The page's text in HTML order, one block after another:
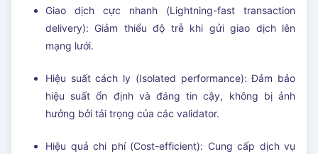
Giao dịch cực nhanh (Lightning-fast transaction
delivery): Giảm thiểu độ trễ khi gửi giao dịch lên
mạng lưới.
Hiệu suất cách ly (Isolated performance): Đảm bảo
hiệu suất ổn định và đáng tin cậy, không bị ảnh
hưởng bởi tải trọng của các validator.
Hiệu quả chi phí (Cost-efficient): Cung cấp dịch vụ